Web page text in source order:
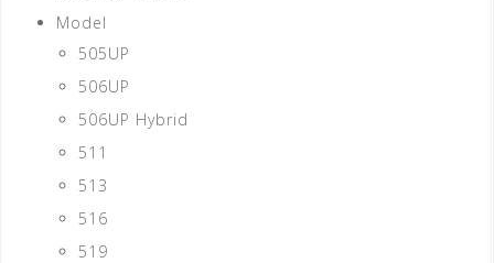
Model
505UP
506UP
506UP Hybrid
511
513
516
519